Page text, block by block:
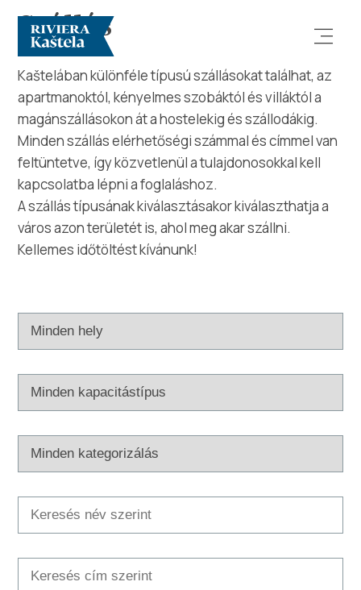
Vizsgálja meg
Rendeltetési hely
Info
Safe in Dalmatia
hu
info@kastela-info.hr
Szállás
Kaštelában különféle típusú szállásokat találhat, az
apartmanoktól, kényelmes szobáktól és villáktól a
magánszállásokon át a hostelekig és szállodákig.
Minden szállás elérhetőségi számmal és címmel van
feltüntetve, így közvetlenül a tulajdonosokkal kell
kapcsolatba lépni a foglaláshoz.
A szállás típusának kiválasztásakor kiválaszthatja a
város azon területét is, ahol meg akar szállni.
Kellemes időtöltést kívánunk!